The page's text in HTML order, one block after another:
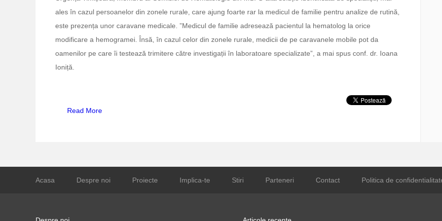
ales în cazul persoanelor din zonele rurale, care ajung foarte rar la medicul de familie pentru analize de rutină,
este prezența unor caravane medicale. ”Medicul de familie adresează pacientul la hematolog la orice
modificare a hemogramei. Însă, în cazul celor din zonele rurale, medicii de pe caravanele mobile pot da
oamenilor pe care îi testează trimitere către investigații în laboratoare specializate”, a mai spus conf. dr. Ioana
Ioniță.
Read More
Acasa Despre noi Proiecte Implica-te Stiri Parteneri Contact Politica de